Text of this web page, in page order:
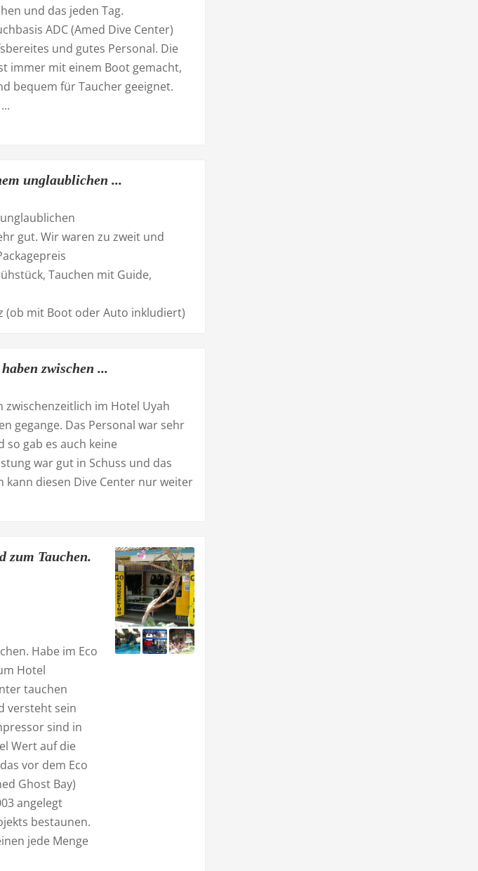
und das jeden Tag.
ADC (Amed Dive Center)
und gutes Personal. Die
immer mit einem Boot gemacht,
bequem für Taucher geeignet.
unglaublichen ...
gut. Wir waren zu zweit und
Tauchen mit Guide,
(ob mit Boot oder Auto inkludiert)
zwischen ...
zwischenzeitlich im Hotel Uyah
gegange. Das Personal war sehr
gab es auch keine
war gut in Schuss und das
kann diesen Dive Center nur weiter
zum Tauchen.
Habe im Eco
Hotel
tauchen
versteht sein
sind in
Wert auf die
vor dem Eco
Ghost Bay)
angelegt
bestaunen.
jede Menge